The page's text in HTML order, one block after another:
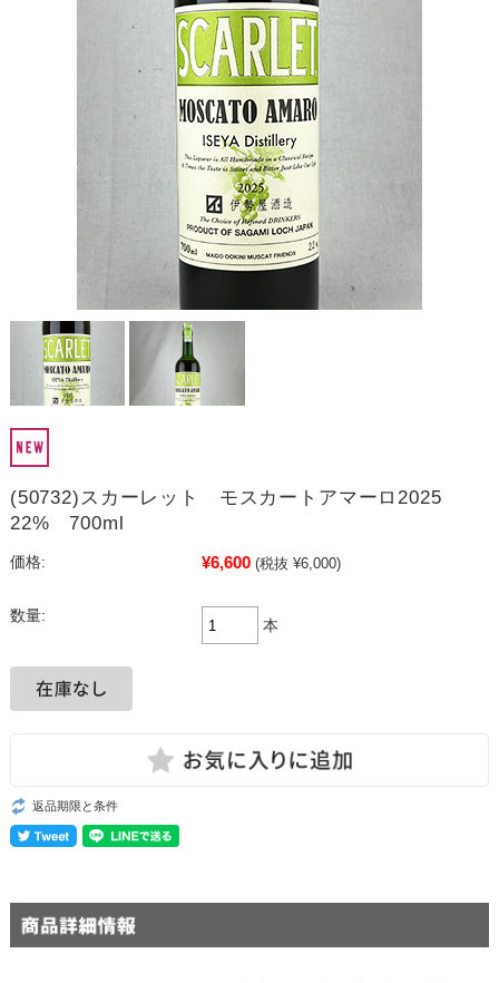
(50732)スカーレット モスカートアマーロ2025
22% 700ml
価格: ¥6,600 (税抜 ¥6,000)
数量:
本
返品期限と条件